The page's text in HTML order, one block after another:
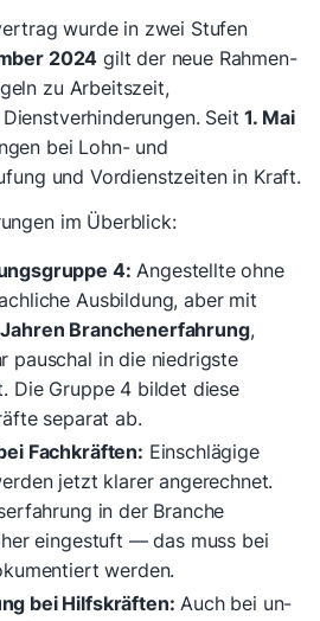
wurde in zwei Stufen
2024 gilt der neue Rahmen-
zu Arbeitszeit,
Seit1. Mai
bei Lohn- und
und Vordienstzeiten in Kraft.
im Überblick:
4: Angestellte ohne
Ausbildung, aber mit
Branchenerfahrung,
pauschal in die niedrigste
Die Gruppe 4 bildet diese
separat ab.
Fachkräften: Einschlägige
jetzt klarer angerechnet.
in der Branche
eingestuft — das muss bei
werden.
bei Hilfskräften: Auch bei un-